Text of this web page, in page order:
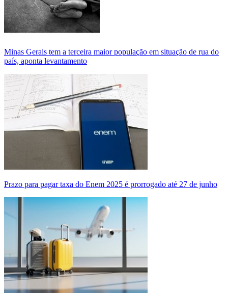
Minas Gerais tem a terceira maior população em situação de rua do
país, aponta levantamento
Prazo para pagar taxa do Enem 2025 é prorrogado até 27 de junho